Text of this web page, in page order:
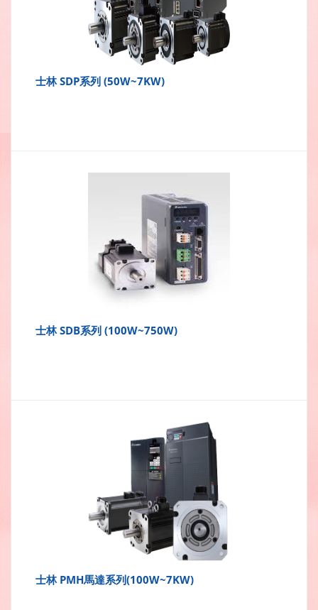
士林 SDP系列 (50W~7KW)
士林 SDB系列 (100W~750W)
士林 PMH馬達系列(100W~7KW)